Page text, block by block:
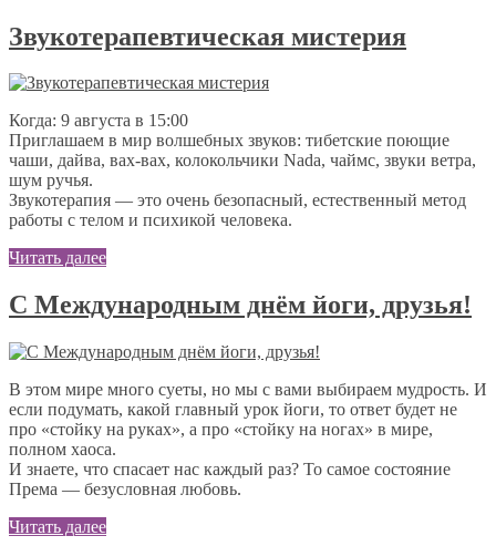
Звукотерапевтическая мистерия
Когда: 9 августа в 15:00
Приглашаем в мир волшебных звуков: тибетские поющие
чаши, дайва, вах-вах, колокольчики Nada, чаймс, звуки ветра,
шум ручья.
Звукотерапия — это очень безопасный, естественный метод
работы с телом и психикой человека.
Читать далее
С Международным днём йоги, друзья!
В этом мире много суеты, но мы с вами выбираем мудрость. И
если подумать, какой главный урок йоги, то ответ будет не
про «стойку на руках», а про «стойку на ногах» в мире,
полном хаоса.
И знаете, что спасает нас каждый раз? То самое состояние
Према — безусловная любовь.
Читать далее